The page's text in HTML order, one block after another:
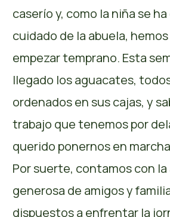
caserío y, como la niña se
cuidado de la abuela,
empezar temprano. Esta
llegado los aguacates,
ordenados en sus cajas, y
trabajo que tenemos por
querido ponernos en
Por suerte, contamos con la
generosa de amigos y
dispuestos a enfrentar la